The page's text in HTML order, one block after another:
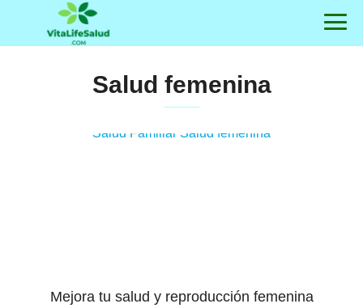
Salud femenina
Salud Familiar Salud femenina
Mejora tu salud y reproducción femenina